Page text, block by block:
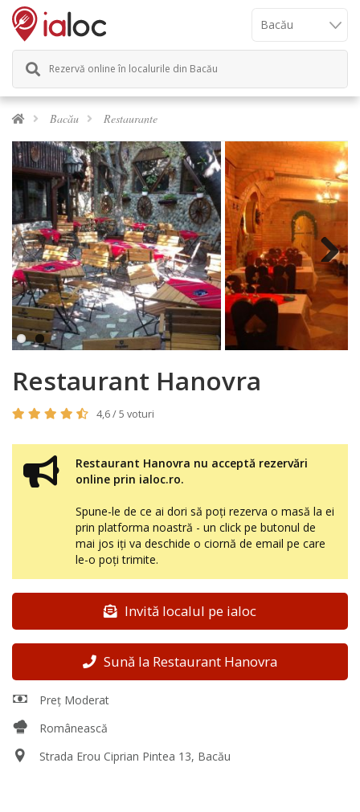
Rezervă online în localurile din Bacău
Bacău Restaurante
Next
Restaurant Hanovra
4,6 / 5 voturi
Restaurant Hanovra nu acceptă rezervări
online prin ialoc.ro.
Spune-le de ce ai dori să poți rezerva o masă la ei
prin platforma noastră - un click pe butonul de
mai jos iți va deschide o ciornă de email pe care
le-o poți trimite.
Invită localul pe ialoc
Sună la Restaurant Hanovra
Preț Moderat
Românească
Strada Erou Ciprian Pintea 13, Bacău